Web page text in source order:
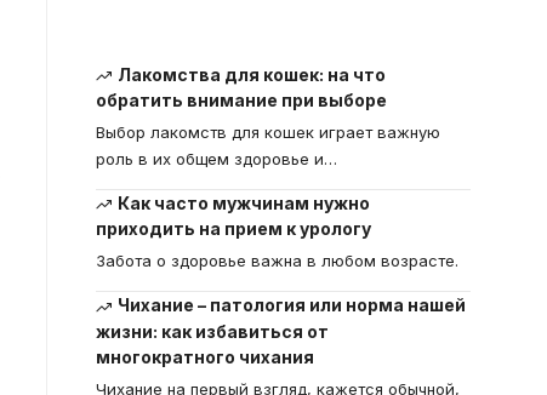
Лакомства для кошек: на что
обратить внимание при выборе
Выбор лакомств для кошек играет важную
роль в их общем здоровье и…
Как часто мужчинам нужно
приходить на прием к урологу
Забота о здоровье важна в любом возрасте.
Чихание – патология или норма нашей
жизни: как избавиться от
многократного чихания
Чихание на первый взгляд, кажется обычной,